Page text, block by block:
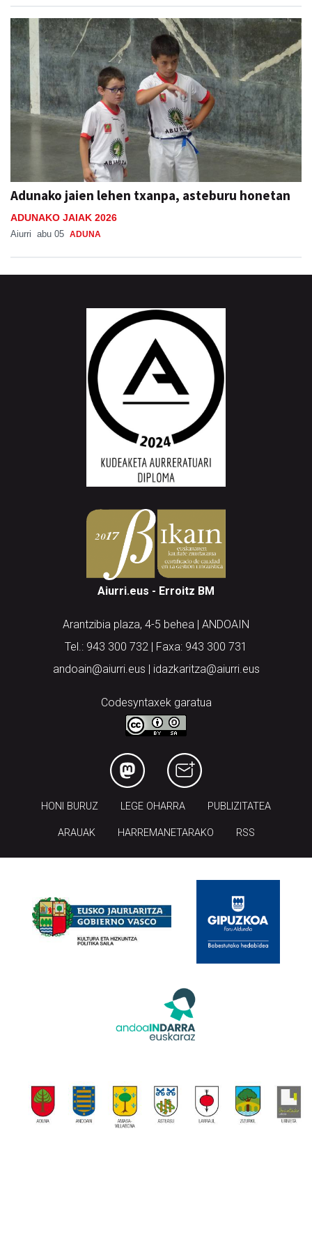
Adunako jaien lehen txanpa, asteburu honetan
ADUNAKO JAIAK 2026
Aiurri abu 05 ADUNA
Aiurri.eus - Erroitz BM
Arantzibia plaza, 4-5 behea | ANDOAIN
Tel.: 943 300 732 | Faxa: 943 300 731
andoain@aiurri.eus | idazkaritza@aiurri.eus
Codesyntaxek garatua
HONI BURUZ LEGE OHARRA PUBLIZITATEA
ARAUAK HARREMANETARAKO RSS